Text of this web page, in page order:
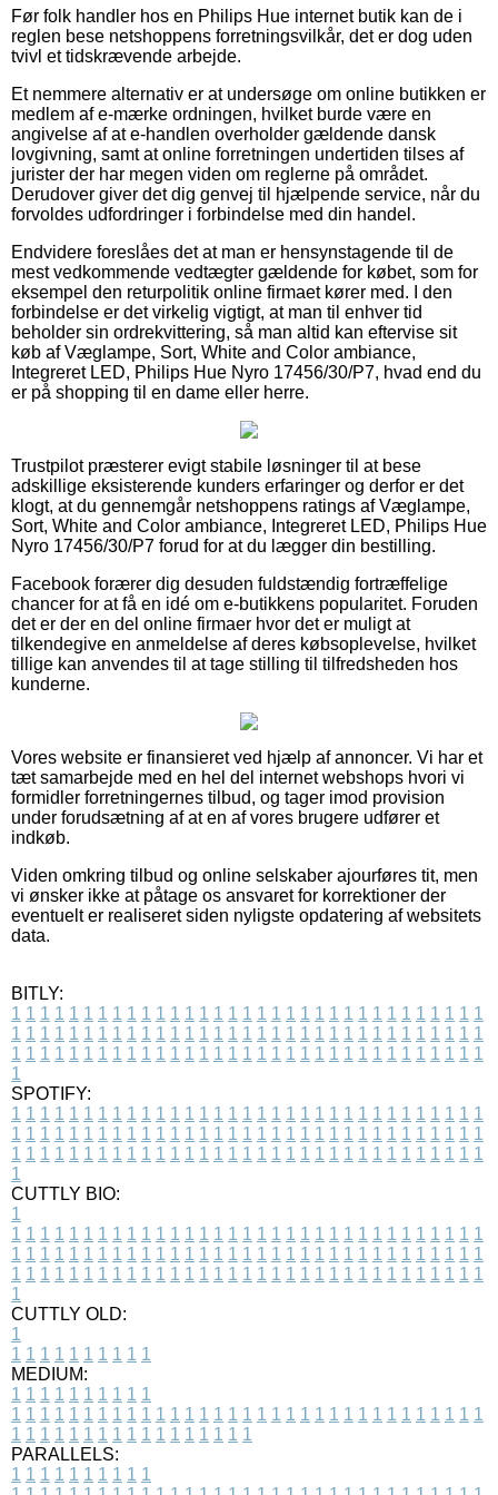
Før folk handler hos en Philips Hue internet butik kan de i
reglen bese netshoppens forretningsvilkår, det er dog uden
tvivl et tidskrævende arbejde.
Et nemmere alternativ er at undersøge om online butikken er
medlem af e-mærke ordningen, hvilket burde være en
angivelse af at e-handlen overholder gældende dansk
lovgivning, samt at online forretningen undertiden tilses af
jurister der har megen viden om reglerne på området.
Derudover giver det dig genvej til hjælpende service, når du
forvoldes udfordringer i forbindelse med din handel.
Endvidere foreslåes det at man er hensynstagende til de
mest vedkommende vedtægter gældende for købet, som for
eksempel den returpolitik online firmaet kører med. I den
forbindelse er det virkelig vigtigt, at man til enhver tid
beholder sin ordrekvittering, så man altid kan eftervise sit
køb af Væglampe, Sort, White and Color ambiance,
Integreret LED, Philips Hue Nyro 17456/30/P7, hvad end du
er på shopping til en dame eller herre.
Trustpilot præsterer evigt stabile løsninger til at bese
adskillige eksisterende kunders erfaringer og derfor er det
klogt, at du gennemgår netshoppens ratings af Væglampe,
Sort, White and Color ambiance, Integreret LED, Philips Hue
Nyro 17456/30/P7 forud for at du lægger din bestilling.
Facebook forærer dig desuden fuldstændig fortræffelige
chancer for at få en idé om e-butikkens popularitet. Foruden
det er der en del online firmaer hvor det er muligt at
tilkendegive en anmeldelse af deres købsoplevelse, hvilket
tillige kan anvendes til at tage stilling til tilfredsheden hos
kunderne.
Vores website er finansieret ved hjælp af annoncer. Vi har et
tæt samarbejde med en hel del internet webshops hvori vi
formidler forretningernes tilbud, og tager imod provision
under forudsætning af at en af vores brugere udfører et
indkøb.
Viden omkring tilbud og online selskaber ajourføres tit, men
vi ønsker ikke at påtage os ansvaret for korrektioner der
eventuelt er realiseret siden nyligste opdatering af websitets
data.
BITLY:
1 1 1 1 1 1 1 1 1 1 1 1 1 1 1 1 1 1 1 1 1 1 1 1 1 1 1 1 1 1 1 1 1
1 1 1 1 1 1 1 1 1 1 1 1 1 1 1 1 1 1 1 1 1 1 1 1 1 1 1 1 1 1 1 1 1
1 1 1 1 1 1 1 1 1 1 1 1 1 1 1 1 1 1 1 1 1 1 1 1 1 1 1 1 1 1 1 1 1
1
SPOTIFY:
1 1 1 1 1 1 1 1 1 1 1 1 1 1 1 1 1 1 1 1 1 1 1 1 1 1 1 1 1 1 1 1 1
1 1 1 1 1 1 1 1 1 1 1 1 1 1 1 1 1 1 1 1 1 1 1 1 1 1 1 1 1 1 1 1 1
1 1 1 1 1 1 1 1 1 1 1 1 1 1 1 1 1 1 1 1 1 1 1 1 1 1 1 1 1 1 1 1 1
1
CUTTLY BIO:
1
1 1 1 1 1 1 1 1 1 1 1 1 1 1 1 1 1 1 1 1 1 1 1 1 1 1 1 1 1 1 1 1 1
1 1 1 1 1 1 1 1 1 1 1 1 1 1 1 1 1 1 1 1 1 1 1 1 1 1 1 1 1 1 1 1 1
1 1 1 1 1 1 1 1 1 1 1 1 1 1 1 1 1 1 1 1 1 1 1 1 1 1 1 1 1 1 1 1 1
1
CUTTLY OLD:
1
1 1 1 1 1 1 1 1 1 1
MEDIUM:
1 1 1 1 1 1 1 1 1 1
1 1 1 1 1 1 1 1 1 1 1 1 1 1 1 1 1 1 1 1 1 1 1 1 1 1 1 1 1 1 1 1 1
1 1 1 1 1 1 1 1 1 1 1 1 1 1 1 1 1
PARALLELS:
1 1 1 1 1 1 1 1 1 1